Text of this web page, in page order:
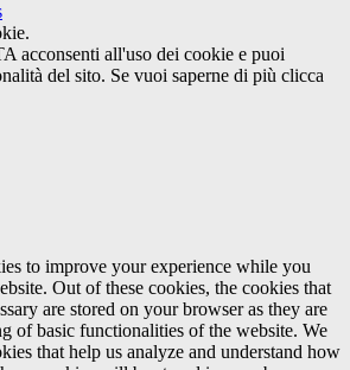
acconsenti all'uso dei cookie e puoi
del sito. Se vuoi saperne di più clicca
to improve your experience while you
Out of these cookies, the cookies that
are stored on your browser as they are
of basic functionalities of the website. We
that help us analyze and understand how